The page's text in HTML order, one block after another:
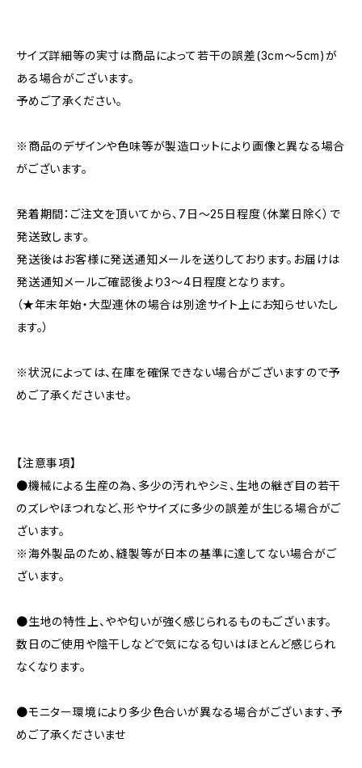
サイズ詳細等の実寸は商品によって若干の誤差(3cm〜5cm)が
ある場合がございます。
予めご了承ください。
※商品のデザインや色味等が製造ロットにより画像と異なる場合
がございます。
発着期間：ご注文を頂いてから、7日〜25日程度（休業日除く）で
発送致します。
発送後はお客様に発送通知メールを送りしております。お届けは
発送通知メールご確認後より3〜4日程度となります。
（★年末年始・大型連休の場合は別途サイト上にお知らせいたし
ます。）
※状況によっては、在庫を確保できない場合がございますので予
めご了承くださいませ。
【注意事項】
●機械による生産の為、多少の汚れやシミ、生地の継ぎ目の若干
のズレやほつれなど、形やサイズに多少の誤差が生じる場合がご
ざいます。
※海外製品のため、縫製等が日本の基準に達してない場合がご
ざいます。
●生地の特性上、やや匂いが強く感じられるものもございます。
数日のご使用や陰干しなどで気になる匂いはほとんど感じられ
なくなります。
●モニター環境により多少色合いが異なる場合がございます、予
めご了承くださいませ